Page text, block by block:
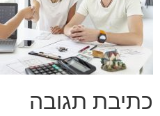
כתיבת תגובה